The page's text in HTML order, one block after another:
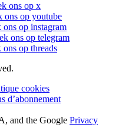
ons op x
ons op youtube
ons op instagram
ons op telegram
ons op threads
cookies
d’abonnement
and the Google Privacy